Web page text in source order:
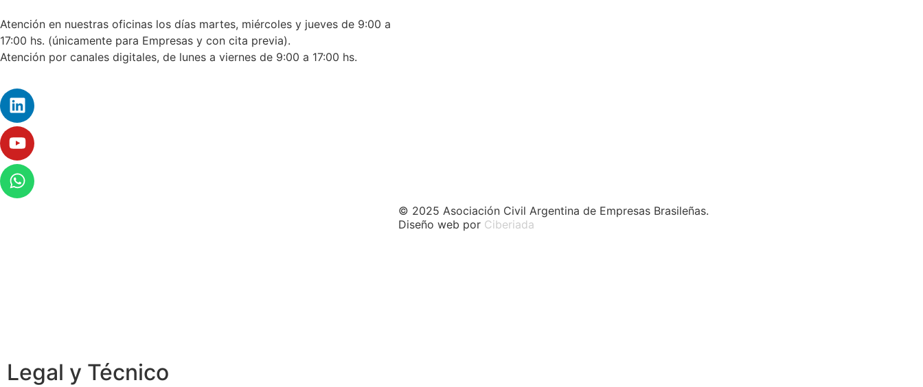
Atención en nuestras oficinas los días martes, miércoles y jueves de 9:00 a
17:00 hs. (únicamente para Empresas y con cita previa).
Atención por canales digitales, de lunes a viernes de 9:00 a 17:00 hs.
© 2025 Asociación Civil Argentina de Empresas Brasileñas.
Diseño web por Ciberiada
Legal y Técnico